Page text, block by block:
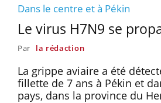
Dans le centre et à Pékin
Le virus H7N9 se
Par la rédaction
La grippe aviaire a été
fillette de 7 ans à Pékin et
pays, dans la province du